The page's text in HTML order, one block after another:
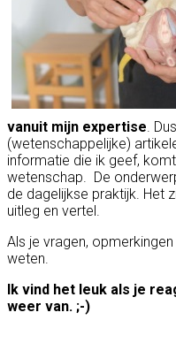
vanuit mijn expertise.
(wetenschappelijke)
informatie die ik geef,
wetenschap. De
de dagelijkse praktijk. Het
uitleg en vertel.
Als je vragen,
weten.
Ik vind het leuk als je
weer van. ;-)